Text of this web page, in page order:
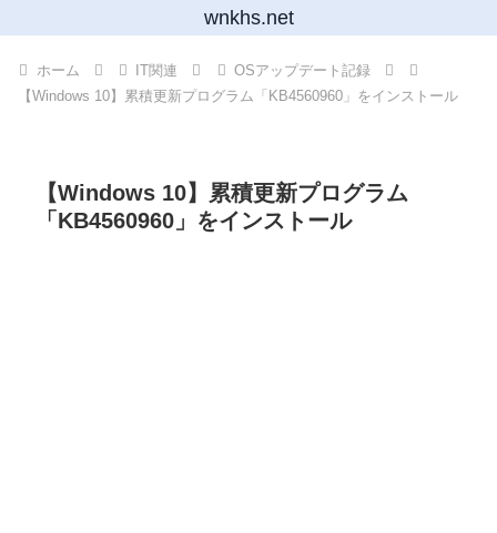
wnkhs.net
ホーム IT関連
OSアップデート記録
【Windows 10】累積更新プログラム「KB4560960」をインストール
【Windows 10】累積更新プログラム
「KB4560960」をインストール